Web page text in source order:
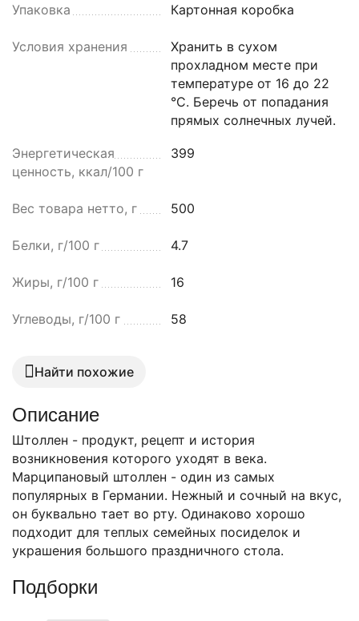
Упаковка Картонная коробка
Условия хранения
Хранить в сухом
прохладном месте при
температуре от 16 до 22
°C. Беречь от попадания
прямых солнечных лучей.
Энергетическая
ценность, ккал/100 г
399
Вес товара нетто, г 500
Белки, г/100 г 4.7
Жиры, г/100 г 16
Углеводы, г/100 г 58
Найти похожие
Описание
Штоллен - продукт, рецепт и история
возникновения которого уходят в века.
Марципановый штоллен - один из самых
популярных в Германии. Нежный и сочный на вкус,
он буквально тает во рту. Одинаково хорошо
подходит для теплых семейных посиделок и
украшения большого праздничного стола.
Подборки